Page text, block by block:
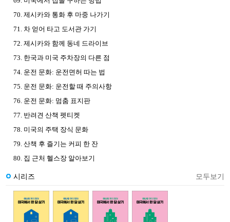
70. 제시카와 통화 후 마중 나가기
71. 차 얻어 타고 도서관 가기
72. 제시카와 함께 동네 드라이브
73. 한국과 미국 주차장의 다른 점
74. 운전 문화: 운전면허 따는 법
75. 운전 문화: 운전할 때 주의사항
76. 운전 문화: 멈춤 표지판
77. 반려견 산책 펫티켓
78. 미국의 주택 장식 문화
79. 산책 후 즐기는 커피 한 잔
80. 집 근처 헬스장 알아보기
시리즈 모두보기